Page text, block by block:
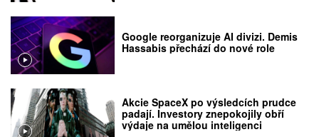
Google reorganizuje AI divizi. Demis
Hassabis přechází do nové role
Akcie SpaceX po výsledcích prudce
padají. Investory znepokojily obří
výdaje na umělou inteligenci